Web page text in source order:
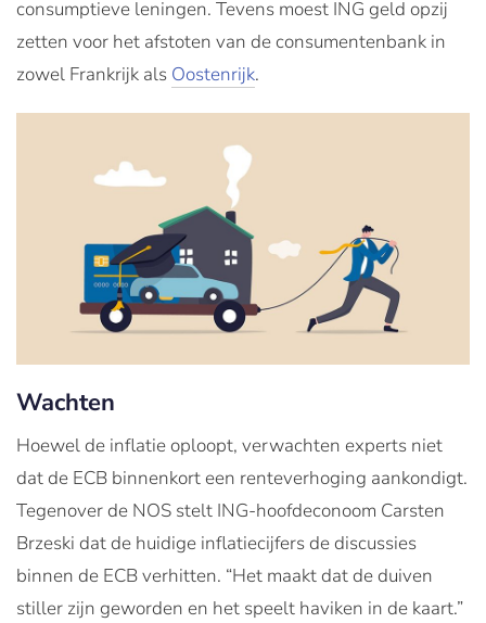
consumptieve leningen. Tevens moest ING geld opzij
zetten voor het afstoten van de consumentenbank in
zowel Frankrijk als Oostenrijk.
Wachten
Hoewel de inflatie oploopt, verwachten experts niet
dat de ECB binnenkort een renteverhoging aankondigt.
Tegenover de NOS stelt ING-hoofdeconoom Carsten
Brzeski dat de huidige inflatiecijfers de discussies
binnen de ECB verhitten. “Het maakt dat de duiven
stiller zijn geworden en het speelt haviken in de kaart.”